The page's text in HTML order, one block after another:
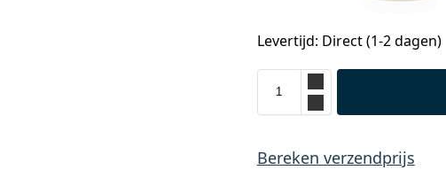
Levertijd: Direct (1-2 dagen)
Bereken verzendprijs